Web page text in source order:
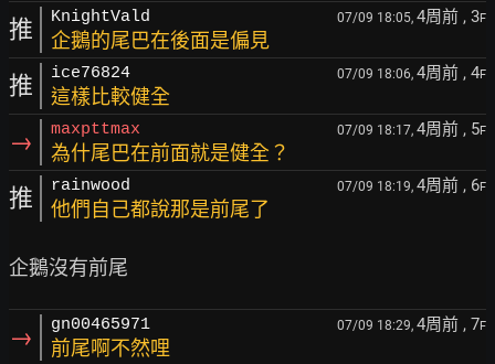
推 KnightVald 07/09 18:05, 4周前 , 3F
企鵝的尾巴在後面是偏見
推 ice76824 07/09 18:06, 4周前 , 4F
這樣比較健全
→ maxpttmax 07/09 18:17, 4周前 , 5F
為什尾巴在前面就是健全？
推 rainwood 07/09 18:19, 4周前 , 6F
他們自己都說那是前尾了
→ gn00465971 07/09 18:29, 4周前 , 7F
前尾啊不然哩